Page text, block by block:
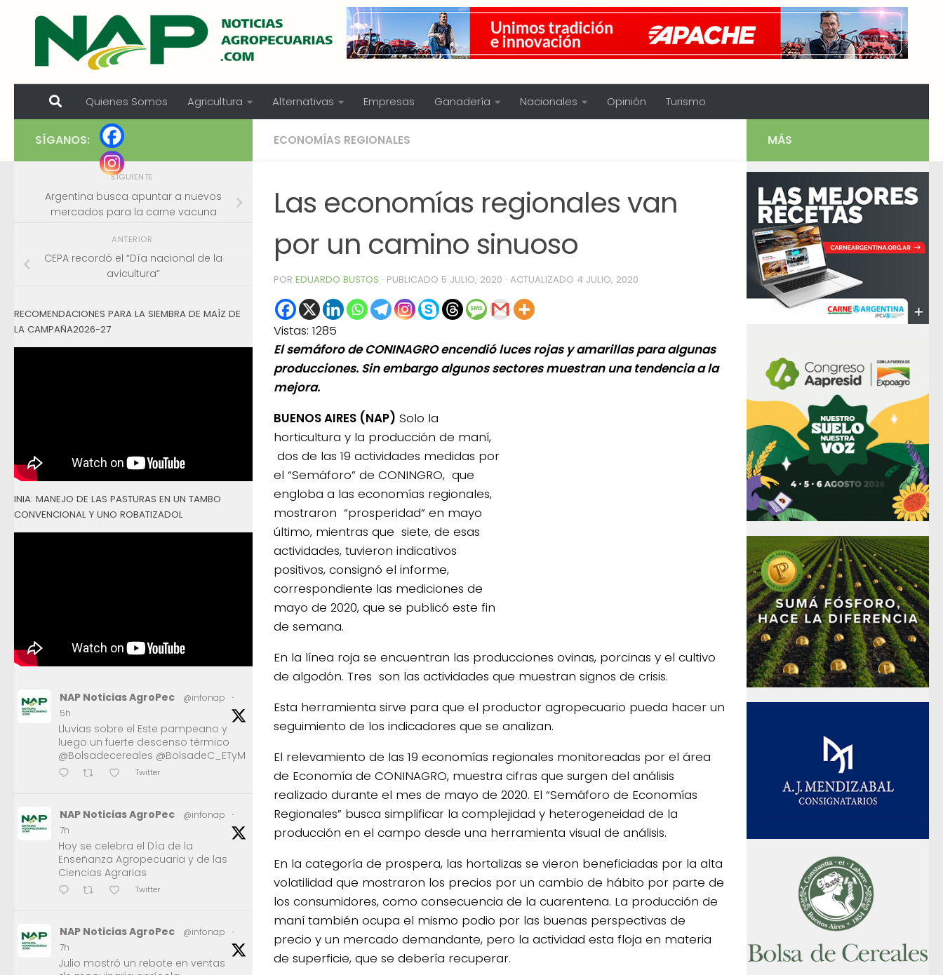
Skip to content
Quienes Somos Agricultura Alternativas Empresas Ganadería Nacionales Opinión Turismo
ECONOMÍAS REGIONALES
Las economías regionales van
por un camino sinuoso
POR EDUARDO BUSTOS · PUBLICADO 5 JULIO, 2020 · ACTUALIZADO 4 JULIO, 2020
Vistas: 1285
El semáforo de CONINAGRO encendió luces rojas y amarillas para algunas
producciones. Sin embargo algunos sectores muestran una tendencia a la
mejora.
BUENOS AIRES (NAP) Solo la
horticultura y la producción de maní,
dos de las 19 actividades medidas por
el “Semáforo” de CONINGRO, que
engloba a las economías regionales,
mostraron “prosperidad” en mayo
último, mientras que siete, de esas
actividades, tuvieron indicativos
positivos, consignó el informe,
correspondiente las mediciones de
mayo de 2020, que se publicó este fin
de semana.
En la línea roja se encuentran las producciones ovinas, porcinas y el cultivo
de algodón. Tres son las actividades que muestran signos de crisis.
Esta herramienta sirve para que el productor agropecuario pueda hacer un
seguimiento de los indicadores que se analizan.
El relevamiento de las 19 economías regionales monitoreadas por el área
de Economía de CONINAGRO, muestra cifras que surgen del análisis
realizado durante el mes de mayo de 2020. El “Semáforo de Economías
Regionales” busca simplificar la complejidad y heterogeneidad de la
producción en el campo desde una herramienta visual de análisis.
En la categoría de prospera, las hortalizas se vieron beneficiadas por la alta
volatilidad que mostraron los precios por un cambio de hábito por parte de
los consumidores, como consecuencia de la cuarentena. La producción de
maní también ocupa el mismo podio por las buenas perspectivas de
precio y un mercado demandante, pero la actividad esta floja en materia
de superficie, que se debería recuperar.
SÍGANOS:
SIGUIENTE
Argentina busca apuntar a nuevos
mercados para la carne vacuna
ANTERIOR
CEPA recordó el “Día nacional de la
avicultura”
RECOMENDACIONES PARA LA SIEMBRA DE MAÍZ DE
LA CAMPAÑA2026-27
INIA: MANEJO DE LAS PASTURAS EN UN TAMBO
CONVENCIONAL Y UNO ROBATIZADOL
NAP Noticias AgroPec @infonap
·
5h
Lluvias sobre el Este pampeano y
luego un fuerte descenso térmico
@Bolsadecereales @BolsadeC_ETyM
Twitter
NAP Noticias AgroPec @infonap
·
7h
Hoy se celebra el Día de la
Enseñanza Agropecuaria y de las
Ciencias Agrarias
Twitter
NAP Noticias AgroPec @infonap
·
7h
Julio mostró un rebote en ventas
MÁS